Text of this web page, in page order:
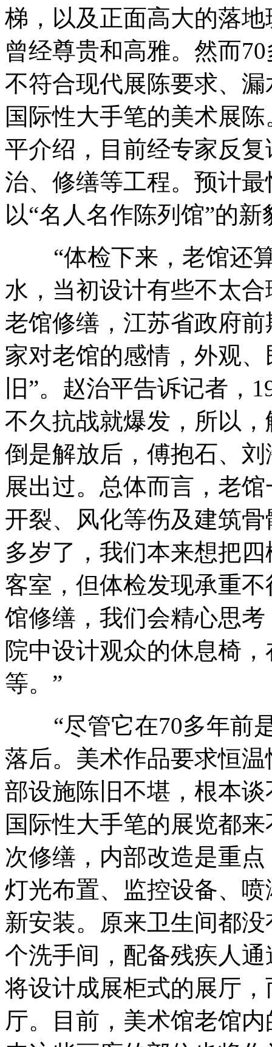
梯，以及正面高大的落
曾经尊贵和高雅。然而
不符合现代展陈要求、
国际性大手笔的美术展
平介绍，目前经专家反
治、修缮等工程。预计
以“名人名作陈列馆”的
“体检下来，老馆还算
水，当初设计有些不太
老馆修缮，江苏省政府
家对老馆的感情，外观
旧”。赵治平告诉记者，
不久抗战就爆发，所以
倒是解放后，傅抱石、
展出过。总体而言，老
开裂、风化等伤及建筑
多岁了，我们本来想把
客室，但体检发现承重
馆修缮，我们会精心思
院中设计观众的休息椅
等。”
“尽管它在70多年前是
落后。美术作品要求恒
部设施陈旧不堪，根本
国际性大手笔的展览都
次修缮，内部改造是重
灯光布置、监控设备、
新安装。原来卫生间都
个洗手间，配备残疾人
将设计成展柜式的展厅
厅。目前，美术馆老馆